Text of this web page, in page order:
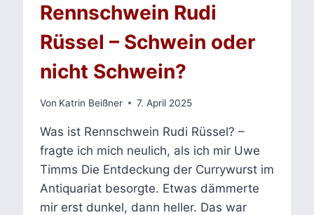
Rennschwein Rudi
Rüssel – Schwein oder
nicht Schwein?
Von Katrin Beißner 7. April 2025
Was ist Rennschwein Rudi Rüssel? –
fragte ich mich neulich, als ich mir Uwe
Timms Die Entdeckung der Currywurst im
Antiquariat besorgte. Etwas dämmerte
mir erst dunkel, dann heller. Das war